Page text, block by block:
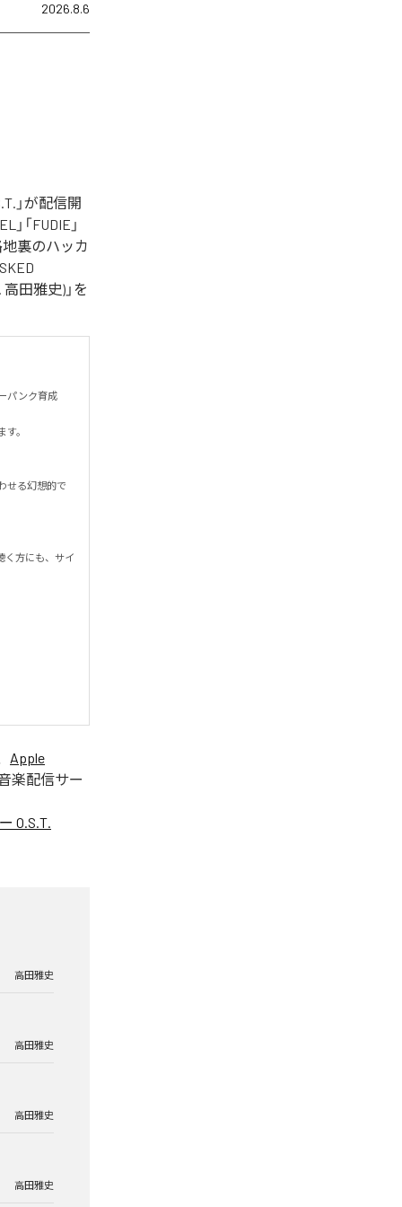
2026.8.6
」が配信開
「FUDIE」
地裏のハッカ
高田雅史)」を
パンク育成
。
せる幻想的で
く方にも、サイ
Apple
楽配信サー
O.S.T.
高田雅史
高田雅史
高田雅史
高田雅史